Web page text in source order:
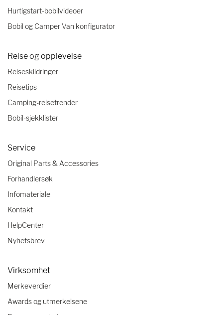
Hurtigstart-bobilvideoer
Bobil og Camper Van konfigurator
Reise og opplevelse
Reiseskildringer
Reisetips
Camping-reisetrender
Bobil-sjekklister
Service
Original Parts & Accessories
Forhandlersøk
Infomateriale
Kontakt
HelpCenter
Nyhetsbrev
Virksomhet
Merkeverdier
Awards og utmerkelsene